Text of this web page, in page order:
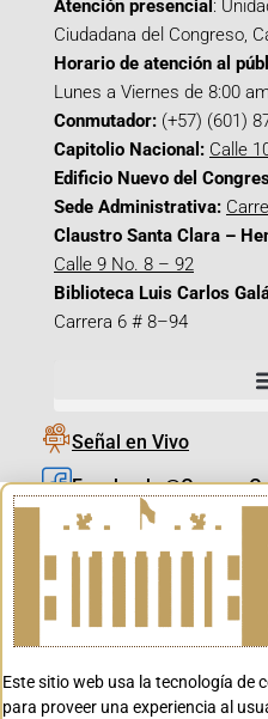
Atención presencial :
Ciudadana del Congreso,
Horario de atención al
Lunes a Viernes de 8:00
Conmutador: (+57) (601)
Capitolio Nacional: Calle
Edificio Nuevo del
Sede Administrativa:
Claustro Santa Clara –
Calle 9 No. 8 – 92
Biblioteca Luis Carlos
Carrera 6 # 8–94
Señal en Vivo
X_@CamaraColombia
Este sitio web usa la tecnología de
para proveer una experiencia al